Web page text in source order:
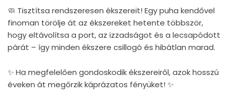
🧼 Tisztítsa rendszeresen ékszereit! Egy puha kendővel
finoman törölje át az ékszereket hetente többször,
hogy eltávolítsa a port, az izzadságot és a lecsapódott
párát – így minden ékszere csillogó és hibátlan marad.
✨ Ha megfelelően gondoskodik ékszereiről, azok hosszú
éveken át megőrzik káprázatos fényüket! ✨